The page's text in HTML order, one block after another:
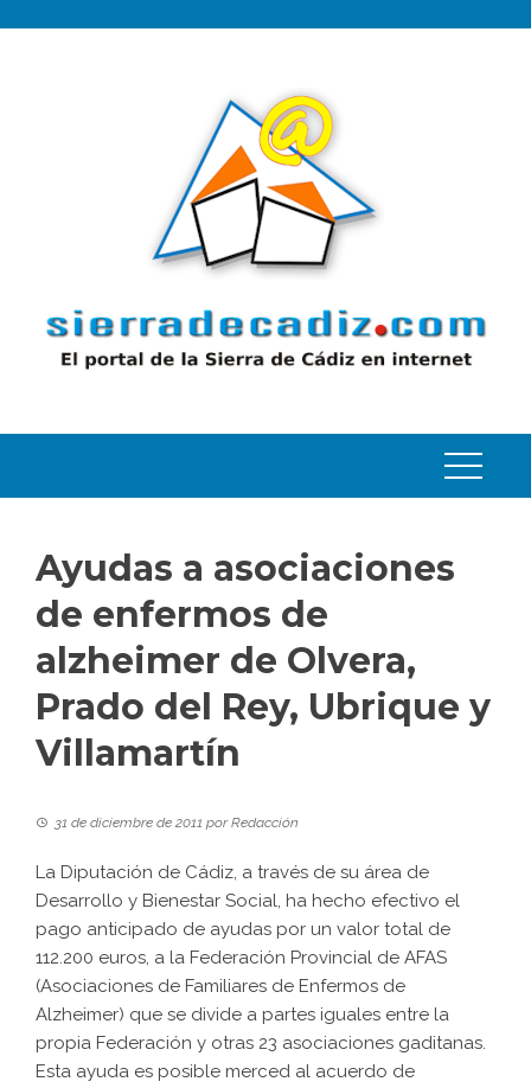
Ayudas a asociaciones
de enfermos de
alzheimer de Olvera,
Prado del Rey, Ubrique y
Villamartín
31 de diciembre de 2011 porRedacción
La Diputación de Cádiz, a través de su área de
Desarrollo y Bienestar Social, ha hecho efectivo el
pago anticipado de ayudas por un valor total de
112.200 euros, a la Federación Provincial de AFAS
(Asociaciones de Familiares de Enfermos de
Alzheimer) que se divide a partes iguales entre la
propia Federación y otras 23 asociaciones gaditanas.
Esta ayuda es posible merced al acuerdo de